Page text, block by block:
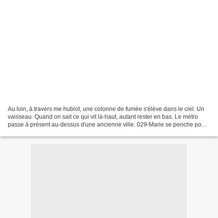
Au loin, à travers me hublot, une colonne de fumée s'élève dans le ciel. Un
vaisseau. Quand on sait ce qui vit là-haut, autant rester en bas. Le métro
passe à présent au-dessus d'une ancienne ville. 029-Marie se penche pour